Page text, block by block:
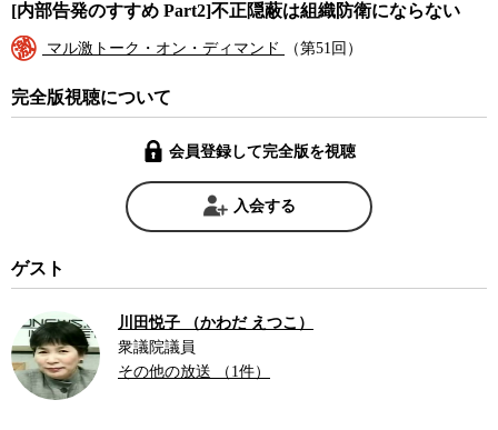
[内部告発のすすめ Part2]不正隠蔽は組織防衛にならない
マル激トーク・オン・ディマンド （第51回）
完全版視聴について
会員登録して完全版を視聴
入会する
ゲスト
川田悦子 （かわだ えつこ）
衆議院議員
その他の放送 （1件）